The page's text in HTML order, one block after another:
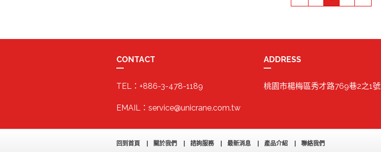
CONTACT
TEL：+886-3-478-1189
EMAIL：service@unicrane.com.tw
ADDRESS
桃園市楊梅區秀才路769巷2之1號
回到首頁 關於我們 諮詢服務 最新消息 產品介紹 聯絡我們